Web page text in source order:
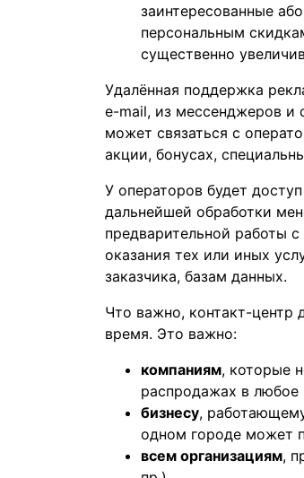
заинтересованные
персональным
существенно
Удалённая поддержка
e-mail, из мессенджеров и
может связаться с
акции, бонусах,
У операторов будет
дальнейшей обработки
предварительной работы
оказания тех или иных
заказчика, базам данных.
Что важно, контакт-центр
время. Это важно:
компаниям, которые
распродажах в любое
бизнесу,
одном городе может
всем организациям,